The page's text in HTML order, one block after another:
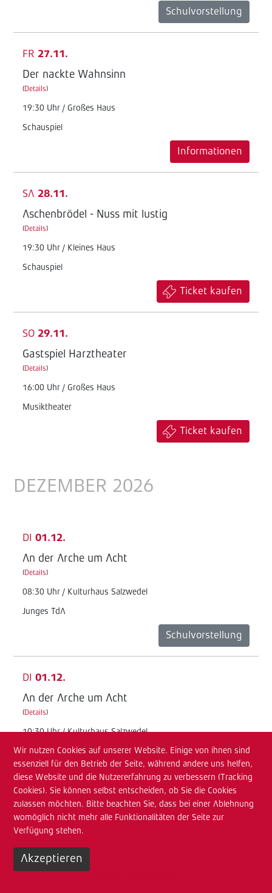
Schulvorstellung
FR 27.11.
Der nackte Wahnsinn
(Details)
19:30 Uhr / Großes Haus
Schauspiel
Informationen
SA 28.11.
Aschenbrödel - Nuss mit lustig
(Details)
19:30 Uhr / Kleines Haus
Schauspiel
Ticket kaufen
SO 29.11.
Gastspiel Harztheater
(Details)
16:00 Uhr / Großes Haus
Musiktheater
Ticket kaufen
DEZEMBER 2026
DI 01.12.
An der Arche um Acht
(Details)
08:30 Uhr / Kulturhaus Salzwedel
Junges TdA
Schulvorstellung
DI 01.12.
An der Arche um Acht
(Details)
10:30 Uhr / Kulturhaus Salzwedel
Junges TdA
Schulvorstellung
MI 02.12.
An der Arche um Acht
(Details
08:30 Uhr / Kulturhaus Salzwedel
Wir nutzen Cookies auf unserer Website. Einige von ihnen sind
essenziell für den Betrieb der Seite, während andere uns helfen,
diese Website und die Nutzererfahrung zu verbessern (Tracking
Cookies). Sie können selbst entscheiden, ob Sie die Cookies
zulassen möchten. Bitte beachten Sie, dass bei einer Ablehnung
womöglich nicht mehr alle Funktionalitäten der Seite zur
Verfügung stehen.
Akzeptieren